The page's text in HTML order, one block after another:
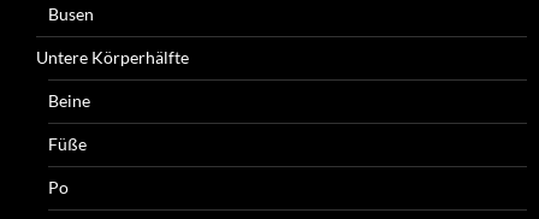
Busen
Untere Körperhälfte
Beine
Füße
Po